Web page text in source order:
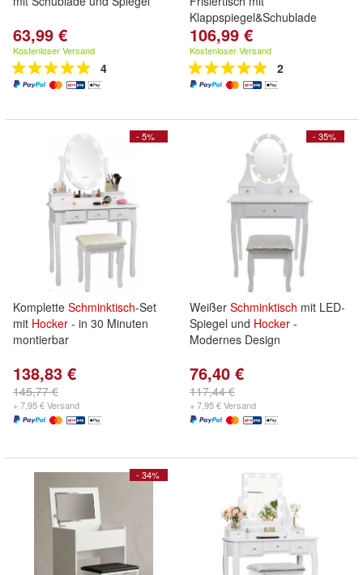
63,99 €
Kostenloser Versand
4
Klappspiegel&Schublade
106,99 €
Kostenloser Versand
2
- 5%
Komplette Schminktisch-Set
mit Hocker - in 30 Minuten
montierbar
138,83 €
145,77 €
+ 7,95 € Versand
- 35%
Weißer Schminktisch mit LED-
Spiegel und Hocker -
Modernes Design
76,40 €
117,44 €
+ 7,95 € Versand
- 34%